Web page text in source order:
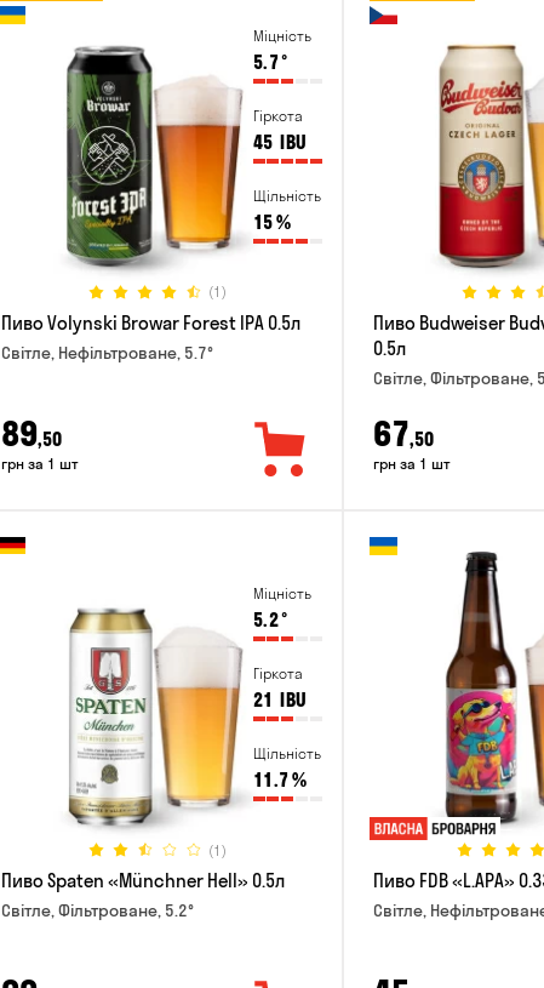
Міцність
5.7°
Гіркота
45 IBU
Щільність
15%
(1)
Пиво Volynski Browar Forest IPA 0.5л
Світле, Нефільтроване, 5.7°
89,50
грн за 1 шт
Пиво Budweiser
0.5л
Світле, Фільтроване,
67,50
грн за 1 шт
Міцність
5.2°
Гіркота
21 IBU
Щільність
11.7%
(1)
Пиво Spaten «Münchner Hell» 0.5л
Світле, Фільтроване, 5.2°
Пиво FDB «L.APA»
Світле,